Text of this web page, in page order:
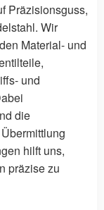
Präzisionsguss,
Wir
Material- und
und
die
hilft uns,
präzise zu